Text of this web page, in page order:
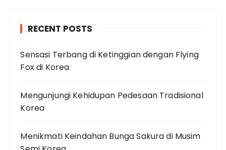
RECENT POSTS
Sensasi Terbang di Ketinggian dengan Flying
Fox di Korea
Mengunjungi Kehidupan Pedesaan Tradisional
Korea
Menikmati Keindahan Bunga Sakura di Musim